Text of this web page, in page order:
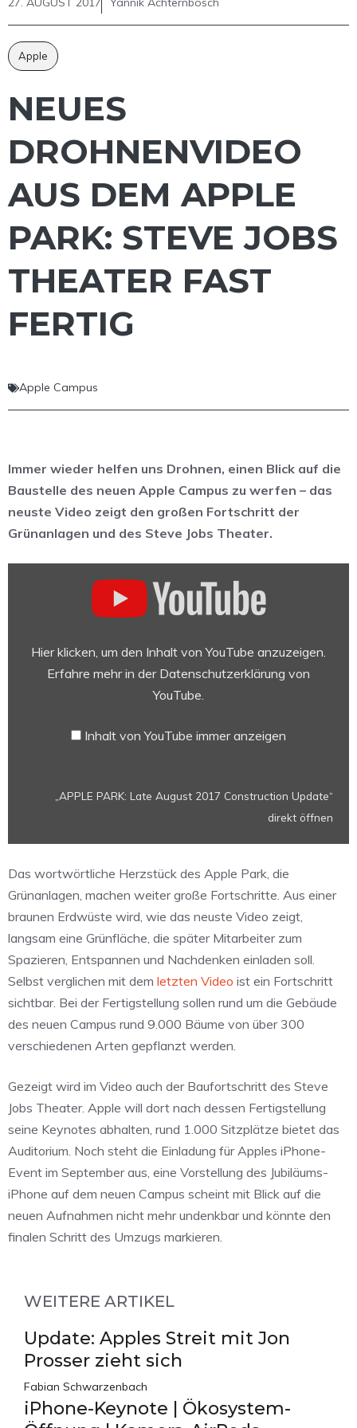
Apple
NEUES
DROHNENVIDEO
AUS DEM APPLE
PARK: STEVE JOBS
THEATER FAST
FERTIG
Apple Campus
Immer wieder helfen uns Drohnen, einen Blick auf die
Baustelle des neuen Apple Campus zu werfen – das
neuste Video zeigt den großen Fortschritt der
Grünanlagen und des Steve Jobs Theater.
2017
Construction
Hier klicken, um den Inhalt von YouTube anzuzeigen.
Erfahre mehr in der Datenschutzerklärung von
YouTube.
Inhalt von YouTube immer anzeigen
„APPLE PARK: Late August 2017 Construction Update“
direkt öffnen
Das wortwörtliche Herzstück des Apple Park, die
Grünanlagen, machen weiter große Fortschritte. Aus einer
braunen Erdwüste wird, wie das neuste Video zeigt,
langsam eine Grünfläche, die später Mitarbeiter zum
Spazieren, Entspannen und Nachdenken einladen soll.
Selbst verglichen mit dem letzten Video ist ein Fortschritt
sichtbar. Bei der Fertigstellung sollen rund um die Gebäude
des neuen Campus rund 9.000 Bäume von über 300
verschiedenen Arten gepflanzt werden.
Gezeigt wird im Video auch der Baufortschritt des Steve
Jobs Theater. Apple will dort nach dessen Fertigstellung
seine Keynotes abhalten, rund 1.000 Sitzplätze bietet das
Auditorium. Noch steht die Einladung für Apples iPhone-
Event im September aus, eine Vorstellung des Jubiläums-
iPhone auf dem neuen Campus scheint mit Blick auf die
neuen Aufnahmen nicht mehr undenkbar und könnte den
finalen Schritt des Umzugs markieren.
WEITERE ARTIKEL
Update: Apples Streit mit Jon
Prosser zieht sich
Fabian Schwarzenbach
iPhone-Keynote | Ökosystem-